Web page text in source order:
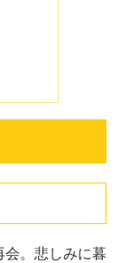
会。悲しみに暮